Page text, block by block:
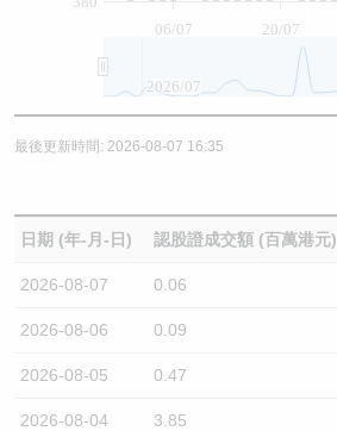
06/07 20/07
2026/07
最後更新時間: 2026-08-07 16:35
日期 (年-月-日) 認股證成交額 (百萬港元)
2026-08-07 0.06
2026-08-06 0.09
2026-08-05 0.47
2026-08-04 3.85